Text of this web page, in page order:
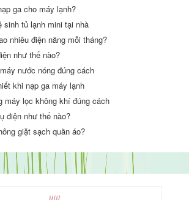
ga cho máy lạnh?
sinh tủ lạnh mini tại nhà
nhiêu điện năng mỗi tháng?
như thế nào?
nước nóng đúng cách
khi nạp ga máy lạnh
máy lọc không khí đúng cách
điện như thế nào?
giặt sạch quần áo?